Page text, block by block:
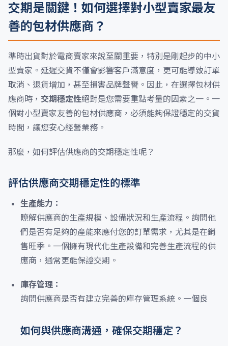
交期是關鍵！如何選擇對小型賣家最友
善的包材供應商？
準時出貨對於電商賣家來說至關重要，特別是剛起步的中小
型賣家。延遲交貨不僅會影響客戶滿意度，更可能導致訂單
取消、退貨增加，甚至損害品牌聲譽。因此，在選擇包材供
應商時， 交期穩定性絕對是您需要重點考量的因素之一。一
個對小型賣家友善的包材供應商，必須能夠保證穩定的交貨
時間，讓您安心經營業務。
那麼，如何評估供應商的交期穩定性呢？
評估供應商交期穩定性的標準
生產能力：
瞭解供應商的生產規模、設備狀況和生產流程。詢問他
們是否有足夠的產能來應付您的訂單需求，尤其是在銷
售旺季。一個擁有現代化生產設備和完善生產流程的供
應商，通常更能保證交期。
庫存管理：
詢問供應商是否有建立完善的庫存管理系統。一個良
如何與供應商溝通，確保交期穩定？